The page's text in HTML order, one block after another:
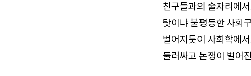
친구들과의 술자리에
탓이냐 불평등한 사회
벌어지듯이 사회학에
둘러싸고 논쟁이 벌어